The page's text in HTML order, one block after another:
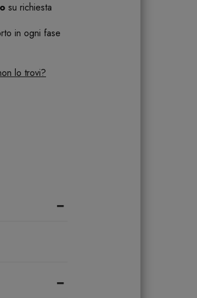
su richiesta
in ogni fase
lo trovi?
-
-